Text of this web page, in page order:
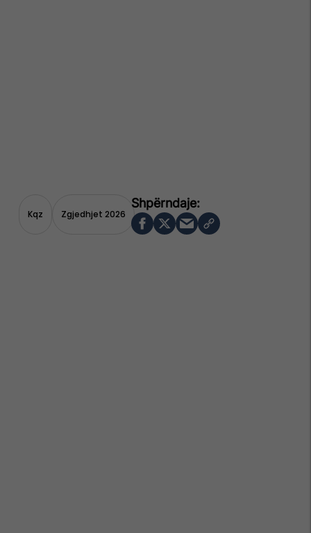
Kqz Zgjedhjet 2026